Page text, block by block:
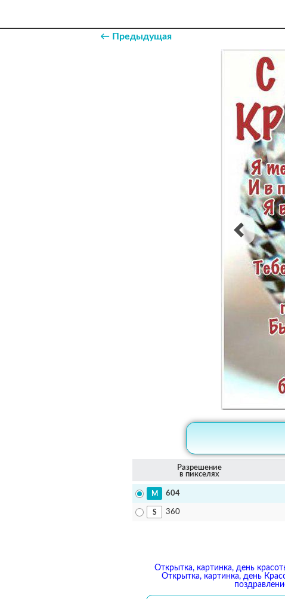
← Предыдущая
Разрешение
в пикселях
604
360
Открытка, картинка, день
Открытка, картинка, день